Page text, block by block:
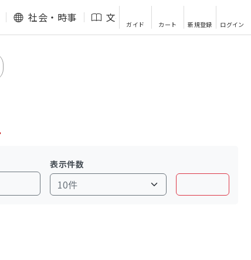
社会・時事 文芸・エッセイ
ガイド カート 新規登録 ログイン
表示件数